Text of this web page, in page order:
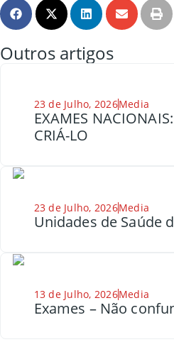
Outros artigos
23 de Julho, 2026Media
EXAMES
CRIÁ-LO
23 de Julho, 2026Media
Unidades de Saúde
13 de Julho, 2026Media
Exames – Não